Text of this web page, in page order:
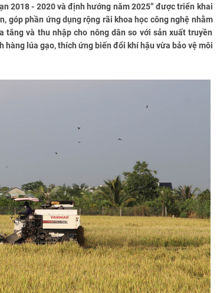
2018 - 2020 và định hướng năm 2025” được triển khai
góp phần ứng dụng rộng rãi khoa học công nghệ nhằm
và thu nhập cho nông dân so với sản xuất truyền
lúa gạo, thích ứng biến đổi khí hậu vừa bảo vệ môi